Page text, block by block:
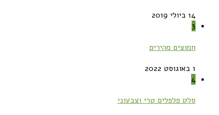
14 ביולי 2019
3
חמוצים מהירים
1 באוגוסט 2022
4
סלט פלפלים טרי וצבעוני